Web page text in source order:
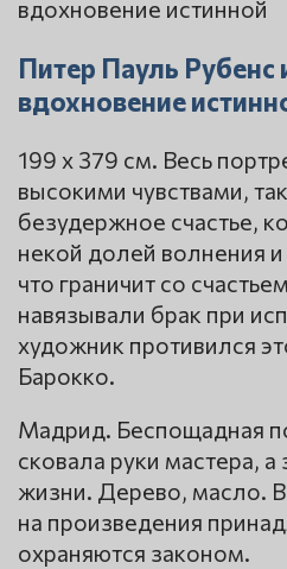
Питер Пауль
вдохновение
199 x 379 см. Весь
высокими чувствами,
безудержное счастье,
некой долей волнения и
что граничит со
навязывали брак при
художник противился
Барокко.
Мадрид. Беспощадная
сковала руки мастера,
жизни. Дерево, масло.
на произведения
охраняются законом.